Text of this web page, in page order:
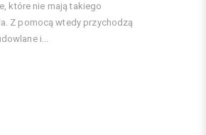
które nie mają takiego
Z pomocą wtedy przychodzą
i...